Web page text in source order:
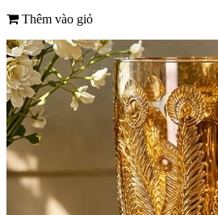
Thêm vào giỏ